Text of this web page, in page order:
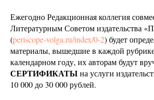
Ежегодно Редакционная коллегия
Литературным Советом издательства
(periscope-volga.ru/index/0-2) будет
материалы, вышедшие в каждой
календарном году, их авторам будут
СЕРТИФИКАТЫна услуги
10 000 до 30 000 рублей.